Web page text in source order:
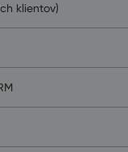
klientov)